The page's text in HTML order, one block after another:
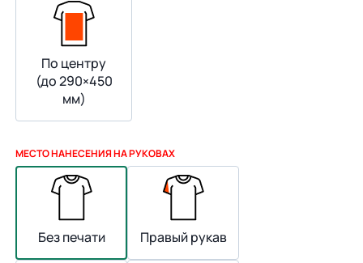
По центру
(до 290×450
мм)
МЕСТО НАНЕСЕНИЯ НА РУКОВАХ
Без печати Правый рукав